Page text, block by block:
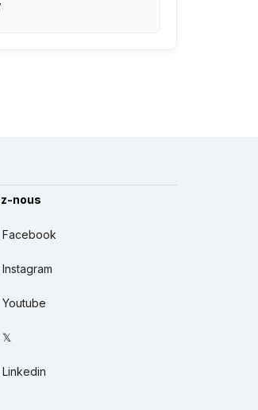
nous
Facebook
Instagram
Youtube
𝕏
Linkedin